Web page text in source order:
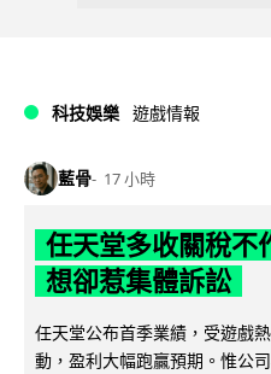
科技娛樂 遊戲情報
藍骨 17 小時
任天堂多收關稅
想卻惹集體訴訟
任天堂公布首季業績，受遊戲
動，盈利大幅跑贏預期。惟公